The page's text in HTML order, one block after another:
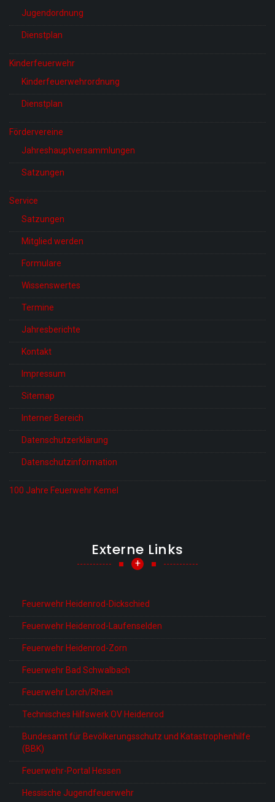
Jugendordnung
Dienstplan
Kinderfeuerwehr
Kinderfeuerwehrordnung
Dienstplan
Fördervereine
Jahreshauptversammlungen
Satzungen
Service
Satzungen
Mitglied werden
Formulare
Wissenswertes
Termine
Jahresberichte
Kontakt
Impressum
Sitemap
Interner Bereich
Datenschutzerklärung
Datenschutzinformation
100 Jahre Feuerwehr Kemel
Externe Links
+
Feuerwehr Heidenrod-Dickschied
Feuerwehr Heidenrod-Laufenselden
Feuerwehr Heidenrod-Zorn
Feuerwehr Bad Schwalbach
Feuerwehr Lorch/Rhein
Technisches Hilfswerk OV Heidenrod
Bundesamt für Bevölkerungsschutz und Katastrophenhilfe
(BBK)
Feuerwehr-Portal Hessen
Hessische Jugendfeuerwehr